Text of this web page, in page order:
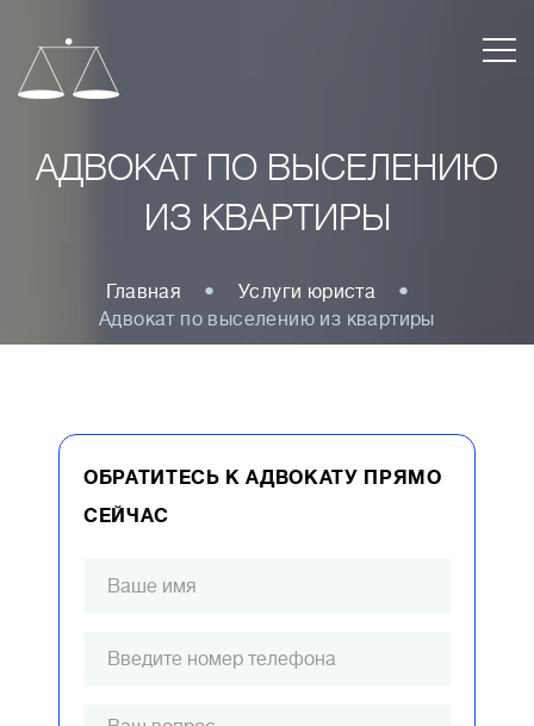
АДВОКАТ ПО ВЫСЕЛЕНИЮ
ИЗ КВАРТИРЫ
Главная
Услуги юриста
Адвокат по выселению из квартиры
ОБРАТИТЕСЬ К АДВОКАТУ ПРЯМО
СЕЙЧАС